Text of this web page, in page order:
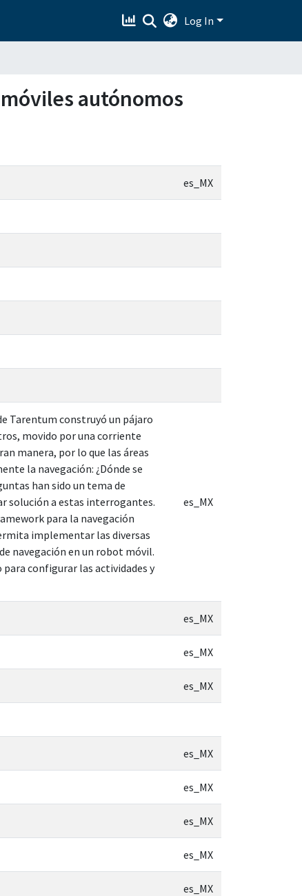
Log In
autónomos
es_MX
Tarentum construyó un pájaro
movido por una corriente
manera, por lo que las áreas
la navegación: ¿Dónde se
han sido un tema de
solución a estas interrogantes.
para la navegación
implementar las diversas
navegación en un robot móvil.
configurar las actividades y
es_MX
es_MX
es_MX
es_MX
es_MX
es_MX
es_MX
es_MX
es_MX